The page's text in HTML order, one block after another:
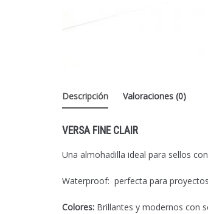
Descripción Valoraciones (0)
VERSA FINE CLAIR
Una almohadilla ideal para sellos
Waterproof: perfecta para
Colores: Brillantes y modernos con